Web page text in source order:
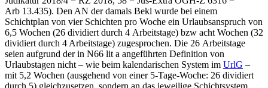
Arb 13.435). Den AN der damals Bekl wurde bei einem
Schichtplan von vier Schichten pro Woche ein Urlaubsanspruch von
6,5 Wochen (26 dividiert durch 4 Arbeitstage) bzw acht Wochen (32
dividiert durch 4 Arbeitstage) zugesprochen. Die 26 Arbeitstage
seien aufgrund der in N66 lit a angeführten Definition von
Urlaubstagen nicht – wie beim kalendarischen System im UrlG –
mit 5,2 Wochen (ausgehend von einer 5-Tage-Woche: 26 dividiert
durch 5) gleichzusetzen, sondern an das jeweilige Schichtsystem